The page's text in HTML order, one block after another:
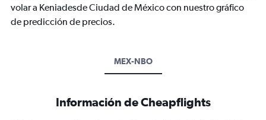
volar a Keniadesde Ciudad de México con nuestro gráfico
de predicción de precios.
MEX-NBO
Información de Cheapflights